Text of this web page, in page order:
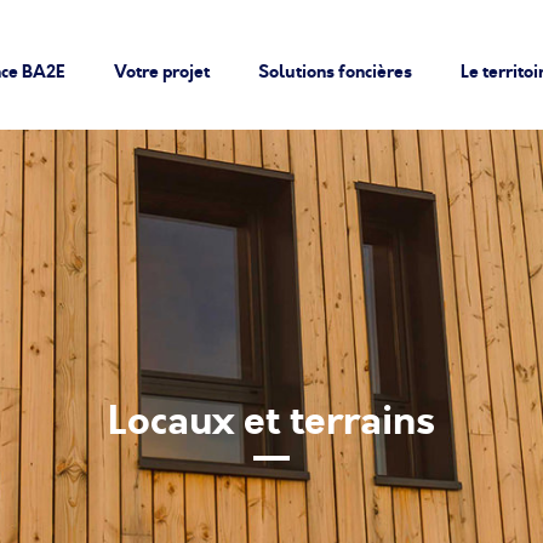
BA2E Votre projet Solutions foncières Le
Locaux et terrains